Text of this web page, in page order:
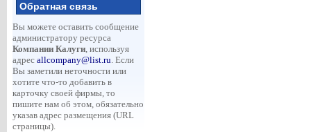
Обратная связь
Вы можете оставить сообщение
администратору ресурса
Компании Калуги, используя
адрес allcompany@list.ru. Если
Вы заметили неточности или
хотите что-то добавить в
карточку своей фирмы, то
пишите нам об этом, обязательно
указав адрес размещения (URL
страницы).